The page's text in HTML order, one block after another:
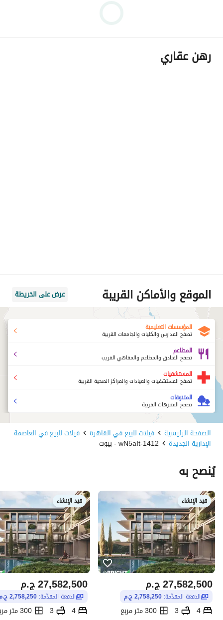
رهن عقاري
الموقع والأماكن القريبة عرض على الخريطة
المؤسسات التعليمية
تصفح المدارس والكليات والجامعات القريبة
المطاعم
تصفح الفنادق والمطاعم والمقاهي القريب
المستشفيات
تصفح المستشفيات والعيادات والمراكز الصحية القريبة
المتنزهات
تصفح المتنزهات القريبة
الصفحة الرئيسية فيلات للبيع في القاهرة فيلات للبيع في العاصمة
الإدارية الجديدة 1412-wN5aIt - بيوت
يُنصح به
قيد الإنشاء
ج.م27,582,500
الدفعة المقدّمة: 2,758,250 ج.م
4
3
300 متر مربع
قيد الإنشاء
ج.م27,582,500
الدفعة المقدّمة: 2,758,250 ج.م
4
3 300 متر مربع